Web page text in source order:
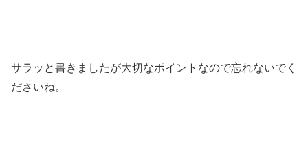
サラッと書きましたが大切なポイントなので忘れないでく
ださいね。